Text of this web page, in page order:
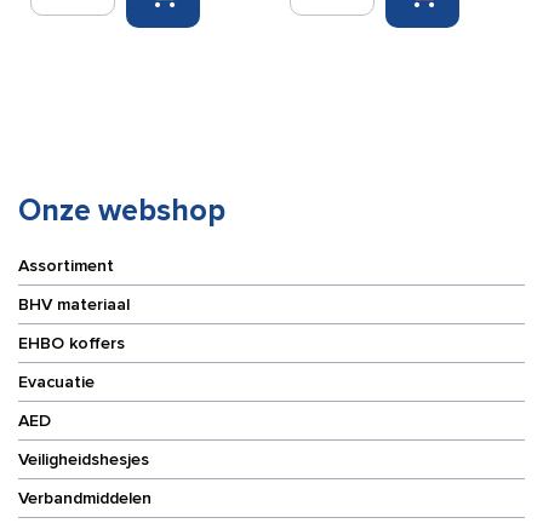
Onze webshop
Assortiment
BHV materiaal
EHBO koffers
Evacuatie
AED
Veiligheidshesjes
Verbandmiddelen